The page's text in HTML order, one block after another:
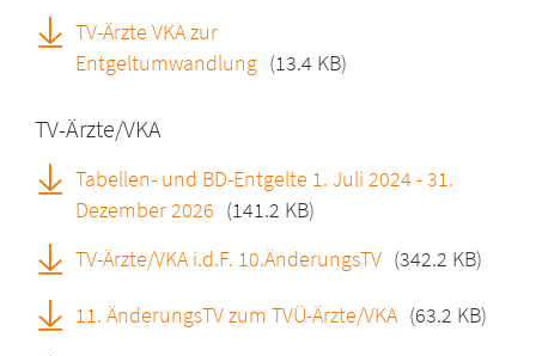
TV-Ärzte VKA zur
Entgeltumwandlung (13.4 KB)
TV-Ärzte/VKA
Tabellen- und BD-Entgelte 1. Juli 2024 - 31.
Dezember 2026 (141.2 KB)
TV-Ärzte/VKA i.d.F. 10.ÄnderungsTV (342.2 KB)
11. ÄnderungsTV zum TVÜ-Ärzte/VKA (63.2 KB)